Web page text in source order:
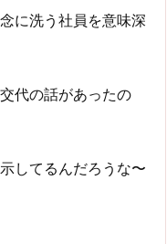
に洗う社員を意味深
代の話があったの
してるんだろうな〜